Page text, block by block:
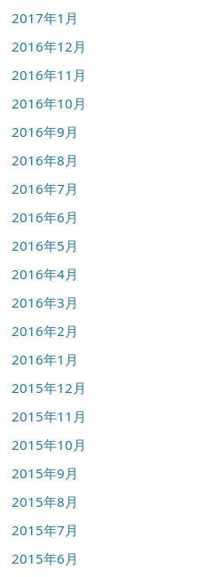
2017年1月
2016年12月
2016年11月
2016年10月
2016年9月
2016年8月
2016年7月
2016年6月
2016年5月
2016年4月
2016年3月
2016年2月
2016年1月
2015年12月
2015年11月
2015年10月
2015年9月
2015年8月
2015年7月
2015年6月